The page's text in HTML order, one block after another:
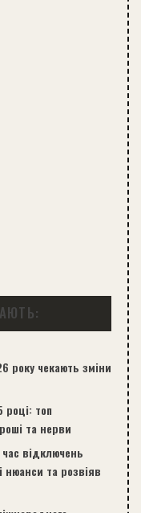
року чекають зміни
топ
та нерви
відключень
нюанси та розвіяв